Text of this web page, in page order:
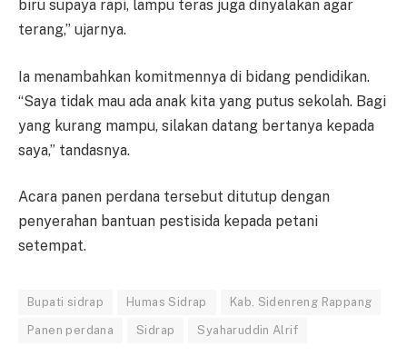
biru supaya rapi, lampu teras juga dinyalakan agar
terang,” ujarnya.
Ia menambahkan komitmennya di bidang pendidikan.
“Saya tidak mau ada anak kita yang putus sekolah. Bagi
yang kurang mampu, silakan datang bertanya kepada
saya,” tandasnya.
Acara panen perdana tersebut ditutup dengan
penyerahan bantuan pestisida kepada petani
setempat.
Bupati sidrap Humas Sidrap Kab. Sidenreng Rappang
Panen perdana Sidrap Syaharuddin Alrif